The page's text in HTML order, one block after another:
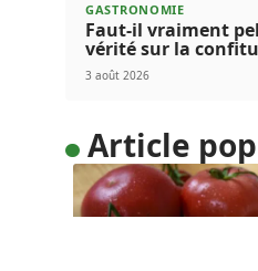
GASTRONOMIE
Faut-il vraiment
vérité sur la
3 août 2026
Article